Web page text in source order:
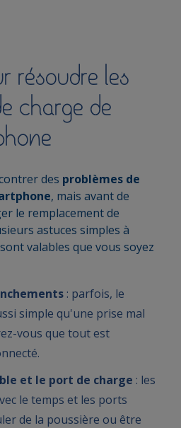
résoudre les
charge de
des problèmes de
, mais avant de
le remplacement de
astuces simples à
valables que vous soyez
: parfois, le
simple qu'une prise mal
vous que tout est
et le port de charge : les
le temps et les ports
de la poussière ou être